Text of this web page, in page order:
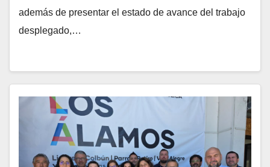
además de presentar el estado de avance del trabajo
desplegado,…